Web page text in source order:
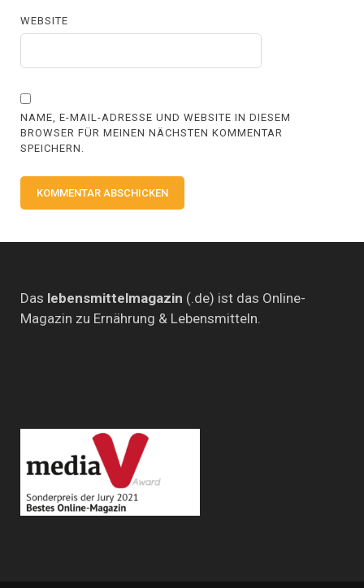
WEBSITE
NAME, E-MAIL-ADRESSE UND WEBSITE IN DIESEM
BROWSER FÜR MEINEN NÄCHSTEN KOMMENTAR
SPEICHERN.
Das lebensmittelmagazin (.de) ist das Online-
Magazin zu Ernährung & Lebensmitteln.